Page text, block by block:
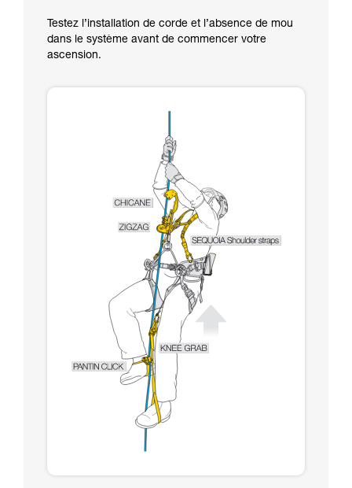
Testez l’installation de corde et l’absence de mou
dans le système avant de commencer votre
ascension.